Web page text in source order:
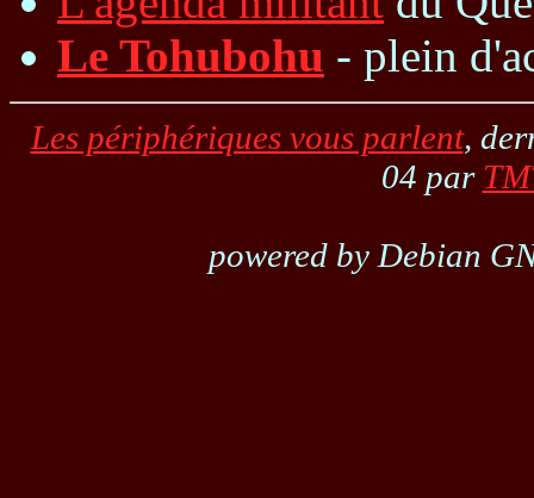
Le Tohubohu - plein
Les périphériques vous parlent,
04 par
powered by Debian